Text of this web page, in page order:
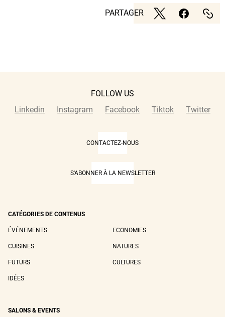
PARTAGER
FOLLOW US
Linkedin
Instagram Facebook Tiktok Twitter
CONTACTEZ-NOUS
S'ABONNER À LA NEWSLETTER
CATÉGORIES DE CONTENUS
ÉVÉNEMENTS ECONOMIES
CUISINES NATURES
FUTURS CULTURES
IDÉES
SALONS & EVENTS